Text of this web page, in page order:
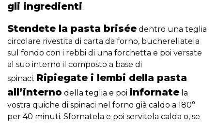
gli ingredienti.
Stendete la pasta brisée dentro una teglia
circolare rivestita di carta da forno, bucherellatela
sul fondo con i rebbi di una forchetta e poi versate
al suo interno il composto a base di
spinaci. Ripiegate i lembi della pasta
all’interno della teglia e poi infornate la
vostra quiche di spinaci nel forno già caldo a 180°
per 40 minuti. Sfornatela e poi servitela calda o, se